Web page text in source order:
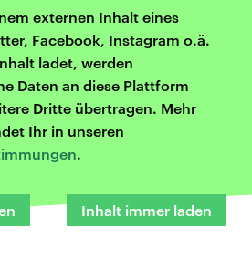
externen Inhalt eines
Facebook, Instagram o.ä.
ladet, werden
Daten an diese Plattform
Dritte übertragen. Mehr
Ihr in unseren
.
Inhalt immer laden